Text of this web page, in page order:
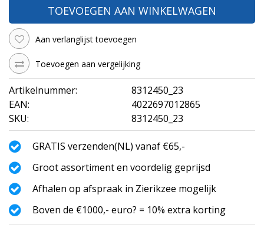
TOEVOEGEN AAN WINKELWAGEN
Aan verlanglijst toevoegen
Toevoegen aan vergelijking
Artikelnummer:
8312450_23
EAN:
4022697012865
SKU:
8312450_23
GRATIS verzenden(NL) vanaf €65,-
Groot assortiment en voordelig geprijsd
Afhalen op afspraak in Zierikzee mogelijk
Boven de €1000,- euro? = 10% extra korting